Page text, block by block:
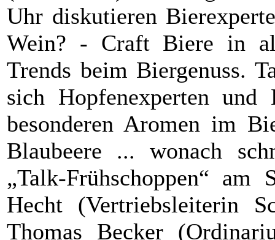
Uhr diskutieren
Wein? - Craft Biere in
Trends beim Biergenuss.
sich Hopfenexperten
besonderen Aromen im
Blaubeere ... wonach
„Talk-Frühschoppen“ am
Hecht (Vertriebsleiterin
Thomas Becker